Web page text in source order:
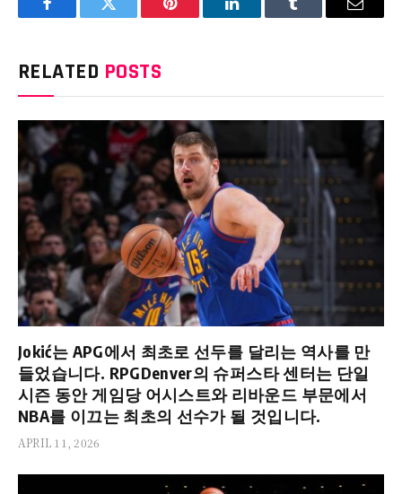
FacebookTwitter Pinterest LinkedInTumblr Email
RELATED POSTS
Jokić는 APG에서 최초로 선두를 달리는 역사를 만
들었습니다. RPGDenver의 슈퍼스타 센터는 단일
시즌 동안 게임당 어시스트와 리바운드 부문에서
NBA를 이끄는 최초의 선수가 될 것입니다.
APRIL 11, 2026